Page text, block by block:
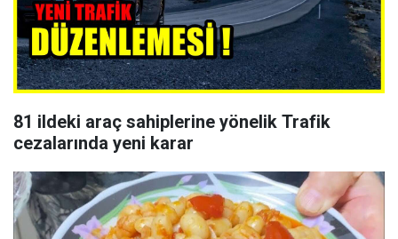
81 ildeki araç sahiplerine yönelik Trafik
cezalarında yeni karar